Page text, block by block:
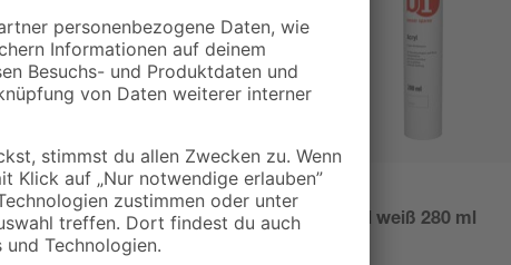
B1
Fliesenkleber flexibel
25 kg
Acryl weiß 280 ml